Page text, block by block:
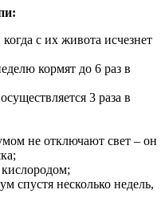
с их живота исчезнет
кормят до 6 раз в
3 раза в
не отключают свет – он
спустя несколько недель,